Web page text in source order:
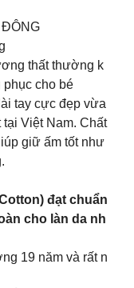
ĐÔNG
thất thường k
phục cho bé
tay cực đẹp vừa
Việt Nam. Chất
giữ ấm tốt như
đạt chuẩn
cho làn da nh
19 năm và rất n